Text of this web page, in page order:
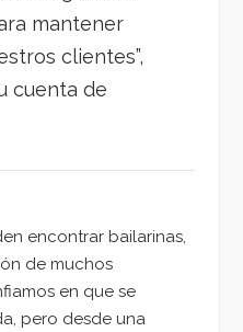
mantener
clientes”,
cuenta de
encontrar bailarinas,
de muchos
en que se
pero desde una